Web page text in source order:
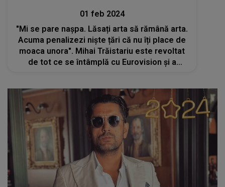
01 feb 2024
"Mi se pare nașpa. Lăsați arta să rămână arta.
Acuma penalizezi niște țări că nu îți place de
moaca unora". Mihai Trăistariu este revoltat
de tot ce se întâmplă cu Eurovision și a